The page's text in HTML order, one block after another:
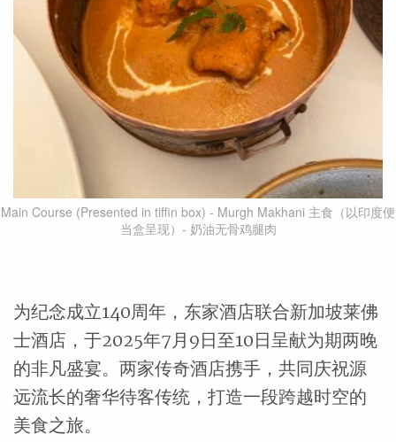
Main Course (Presented in tiffin box) - Murgh Makhani 主食（以印度便
当盒呈现）- 奶油无骨鸡腿肉
为纪念成立140周年，东家酒店联合新加坡莱佛
士酒店，于2025年7月9日至10日呈献为期两晚
的非凡盛宴。两家传奇酒店携手，共同庆祝源
远流长的奢华待客传统，打造一段跨越时空的
美食之旅。